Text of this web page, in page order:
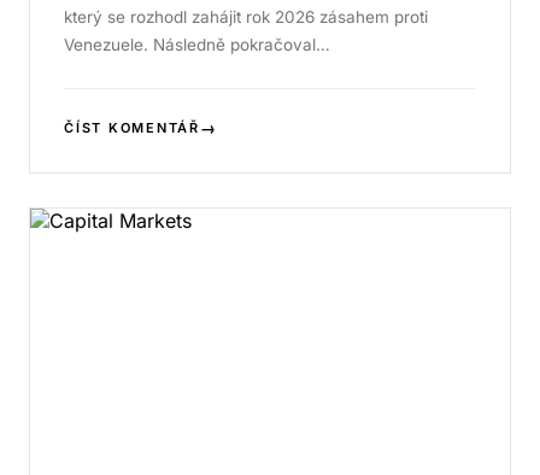
který se rozhodl zahájit rok 2026 zásahem proti
Venezuele. Následně pokračoval…
ČÍST KOMENTÁŘ →